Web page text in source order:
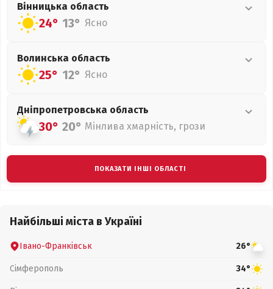
Вінницька область
24° 13° Ясно
Волинська область
25° 12° Ясно
Дніпропетровська область
30° 20° Мінлива хмарність, грози
ПОКАЗАТИ ІНШІ ОБЛАСТІ
Найбільші міста в Україні
Івано-Франківськ 26°
Сімферополь 34°